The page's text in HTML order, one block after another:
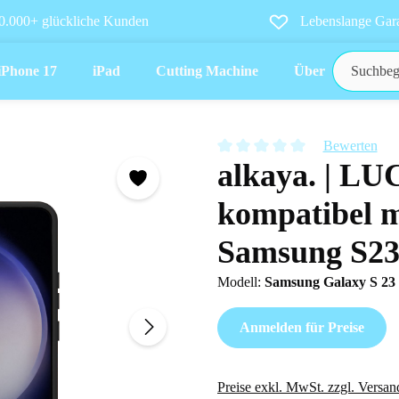
glückliche Kunden Lebenslange
17 iPad Cutting Machine Über uns
Durchschnittliche Bewertung
Bewerten
alkaya. |
kompatibel
Samsung S23
Modell: Samsung Galaxy S 23
Anmelden für Preise
Preise exkl. MwSt. zzgl.